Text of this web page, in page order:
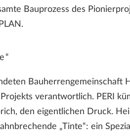
Bauprozess des
Bauherrengemeinschaft
verantwortlich. PERI
den eigentlichen Druck.
„Tinte“: ein